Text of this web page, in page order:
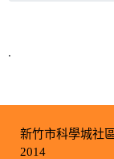
.
新竹市科學城社
2014